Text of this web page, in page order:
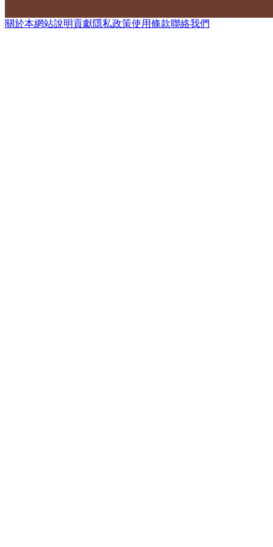
關於本網站說明貢獻隱私政策使用條款聯絡我們